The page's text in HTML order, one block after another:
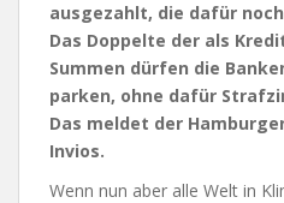
ausgezahlt, die dafür
Das Doppelte der als
Summen dürfen die
parken, ohne dafür
Das meldet der
Invios.
Wenn nun aber alle Welt in